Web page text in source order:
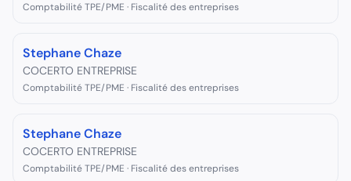
Comptabilité TPE/PME · Fiscalité des entreprises
Stephane Chaze
COCERTO ENTREPRISE
Comptabilité TPE/PME · Fiscalité des entreprises
Stephane Chaze
COCERTO ENTREPRISE
Comptabilité TPE/PME · Fiscalité des entreprises